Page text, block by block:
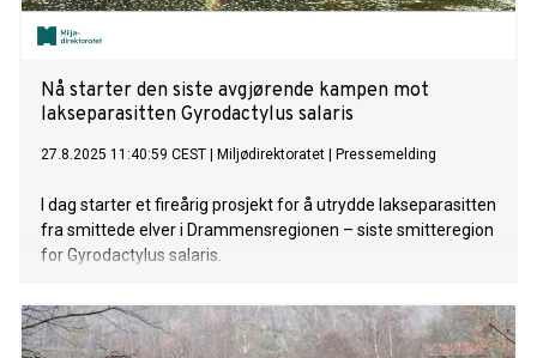
Nå starter den siste avgjørende kampen mot
lakseparasitten Gyrodactylus salaris
27.8.2025 11:40:59 CEST Miljødirektoratet Pressemelding
I dag starter et fireårig prosjekt for å utrydde lakseparasitten
fra smittede elver i Drammensregionen – siste smitteregion
for Gyrodactylus salaris.